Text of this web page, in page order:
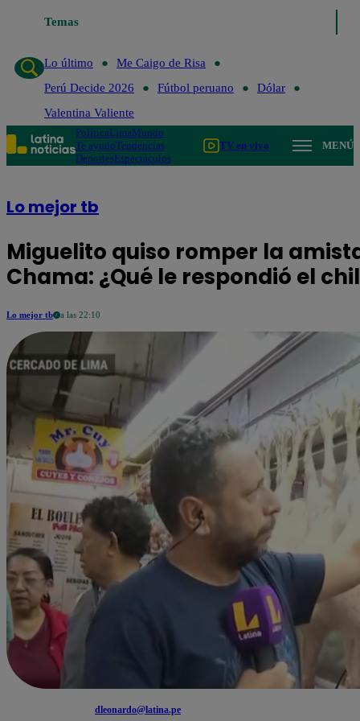
Temas
Lo último
Me Caigo de Risa
Perú Decide 2026
Fútbol peruano
Dólar
Valentina Valiente
PolíticaLimaMundo
Te ayudoTendencias
DeportesEspectáculos
TV en vivo MENÚ
Lo mejor tb
Miguelito quiso romper la
Chama: ¿Qué le respondió el
Lo mejor tb a las 22:10
dleonardo@latina.pe